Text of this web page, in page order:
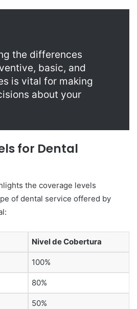
the differences
basic, and
is vital for making
about your
for Dental
the coverage levels
of dental service offered by
Nivel de Cobertura
100%
80%
50%